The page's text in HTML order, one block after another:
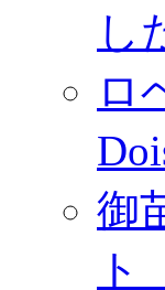
し
ロ
御
ト